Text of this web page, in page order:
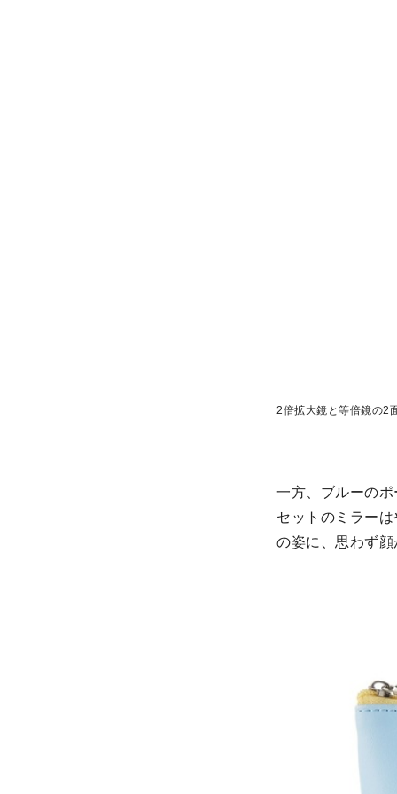
2倍拡大鏡と等倍鏡の2
一方、ブルーの
セットのミラー
の姿に、思わず顔